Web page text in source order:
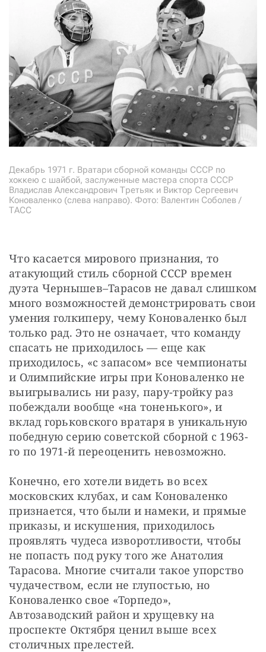
Декабрь 1971 г. Вратари сборной команды СССР по
хоккею с шайбой, заслуженные мастера спорта СССР
Владислав Александрович Третьяк и Виктор Сергеевич
Коноваленко (слева направо). Фото: Валентин Соболев /
ТАСС
Что касается мирового признания, то
атакующий стиль сборной СССР времен
дуэта Чернышев–Тарасов не давал слишком
много возможностей демонстрировать свои
умения голкиперу, чему Коноваленко был
только рад. Это не означает, что команду
спасать не приходилось — еще как
приходилось, «с запасом» все чемпионаты
и Олимпийские игры при Коноваленко не
выигрывались ни разу, пару-тройку раз
побеждали вообще «на тоненького», и
вклад горьковского вратаря в уникальную
победную серию советской сборной с 1963-
го по 1971-й переоценить невозможно.
Конечно, его хотели видеть во всех
московских клубах, и сам Коноваленко
признается, что были и намеки, и прямые
приказы, и искушения, приходилось
проявлять чудеса изворотливости, чтобы
не попасть под руку того же Анатолия
Тарасова. Многие считали такое упорство
чудачеством, если не глупостью, но
Коноваленко свое «Торпедо»,
Автозаводский район и хрущевку на
проспекте Октября ценил выше всех
столичных прелестей.